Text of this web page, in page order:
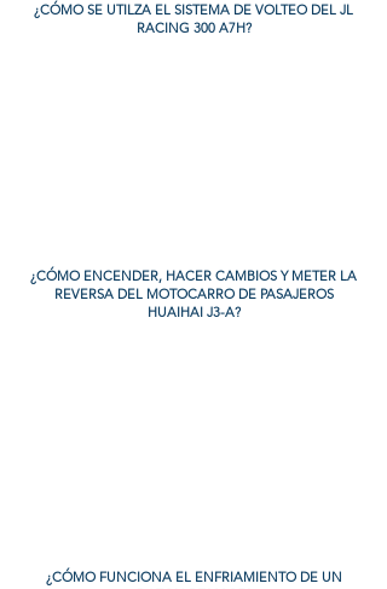
¿CÓMO SE UTILZA EL SISTEMA DE VOLTEO DEL JL
RACING 300 A7H?
¿CÓMO ENCENDER, HACER CAMBIOS Y METER LA
REVERSA DEL MOTOCARRO DE PASAJEROS
HUAIHAIJ3-A?
¿CÓMO FUNCIONA EL ENFRIAMIENTO DE UN